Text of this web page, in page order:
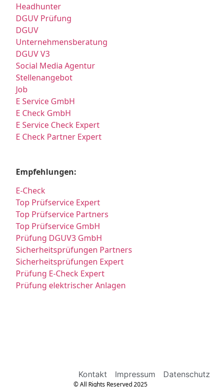
Headhunter
DGUV Prüfung
DGUV
Unternehmensberatung
DGUV V3
Social Media Agentur
Stellenangebot
Job
E Service GmbH
E Check GmbH
E Service Check Expert
E Check Partner Expert
Empfehlungen:
E-Check
Top Prüfservice Expert
Top Prüfservice Partners
Top Prüfservice GmbH
Prüfung DGUV3 GmbH
Sicherheitsprüfungen Partners
Sicherheitsprüfungen Expert
Prüfung E-Check Expert
Prüfung elektrischer Anlagen
Kontakt Impressum Datenschutz
© All Rights Reserved 2025